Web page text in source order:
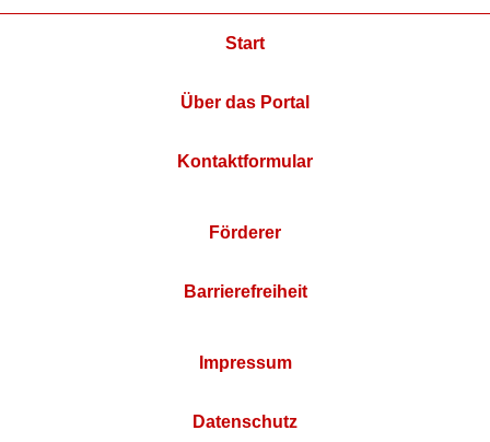
Start
Über das Portal
Kontaktformular
Förderer
Barrierefreiheit
Impressum
Datenschutz